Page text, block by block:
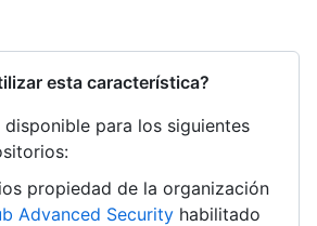
esta característica?
disponible para los siguientes
propiedad de la organización
Advanced Security habilitado